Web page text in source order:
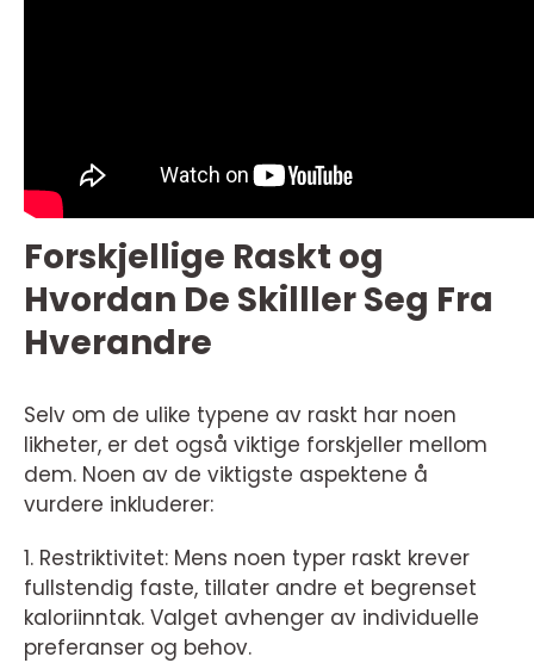
Forskjellige Raskt og
Hvordan De Skilller Seg Fra
Hverandre
Selv om de ulike typene av raskt har noen
likheter, er det også viktige forskjeller mellom
dem. Noen av de viktigste aspektene å
vurdere inkluderer:
1. Restriktivitet: Mens noen typer raskt krever
fullstendig faste, tillater andre et begrenset
kaloriinntak. Valget avhenger av individuelle
preferanser og behov.